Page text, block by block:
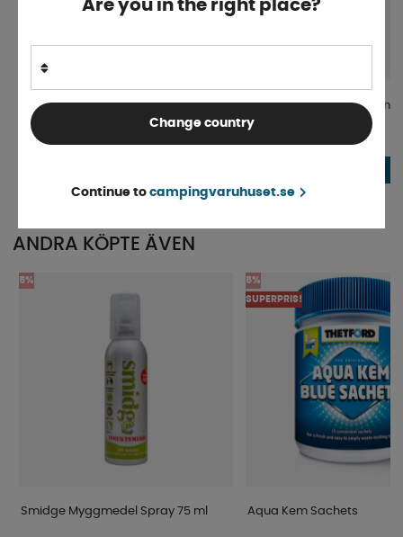
Reflex Jokon Rund Med Trekant För
Husvagn Röd Ø155mm
Finns i lager
Reflex Hella Vit 90x40mm
Beställningsvara
ANDRA KÖPTE ÄVEN
5%
Smidge Myggmedel Spray 75 ml
5%
SUPERPRIS!
Aqua Kem Sachets
Are you in the right place?
Change country
Continue to campingvaruhuset.se